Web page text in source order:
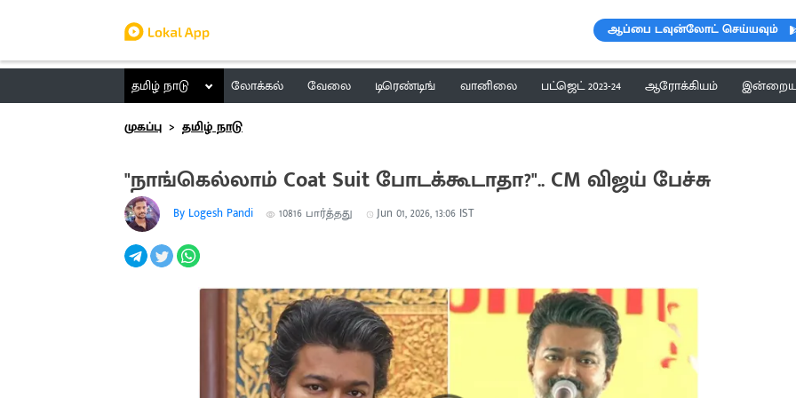
ஆப்பை டவுன்லோட் செய்யவும்
தமிழ் நாடு லோக்கல் வேலை டிரெண்டிங் வானிலை பட்ஜெட் 2023-24 ஆரோக்கியம் இன்றைய
முகப்பு
தமிழ் நாடு
"நாங்கெல்லாம் Coat Suit போடக்கூடாதா?".. CM விஜய் பேச்சு
By Logesh Pandi 10816 பார்த்தது Jun 01, 2026, 13:06 IST